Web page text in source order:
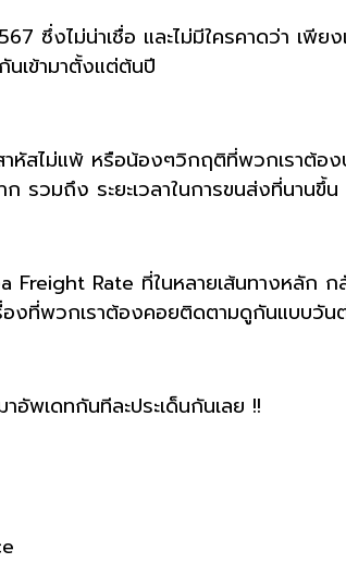
ซึ่งไม่น่าเชื่อ และไม่มีใครคาดว่า เพี
นเข้ามาตั้งแต่ต้นปี
หัสไม่แพ้ หรือน้องๆวิกฤติที่พวกเราต้อ
วมถึง ระยะเวลาในการขนส่งที่นานขึ้น
Freight Rate ที่ในหลายเส้นทางหลัก
องที่พวกเราต้องคอยติดตามดูกันแบบวั
พเดทกันทีละประเด็นกันเลย !!